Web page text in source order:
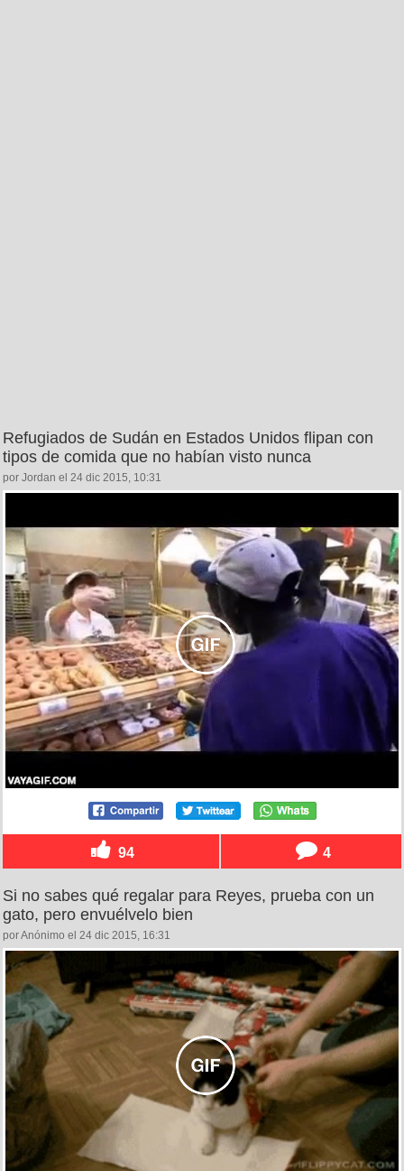
Refugiados de Sudán en Estados Unidos flipan con
tipos de comida que no habían visto nunca
por Jordan el 24 dic 2015, 10:31
94 4
Si no sabes qué regalar para Reyes, prueba con un
gato, pero envuélvelo bien
por Anónimo el 24 dic 2015, 16:31